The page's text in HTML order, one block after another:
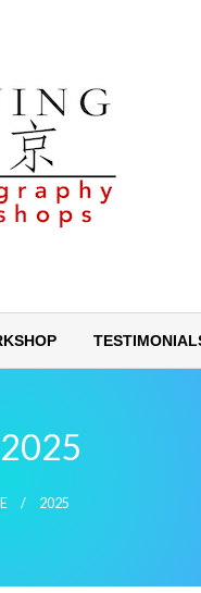
2025
2025